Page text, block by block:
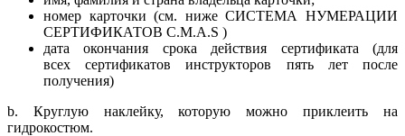
номер карточки (см. ниже СИСТЕМА НУМЕРАЦИИ
СЕРТИФИКАТОВ C.M.A.S )
дата окончания срока действия сертификата (для
всех сертификатов инструкторов пять лет после
получения)
b. Круглую наклейку, которую можно приклеить на
гидрокостюм.